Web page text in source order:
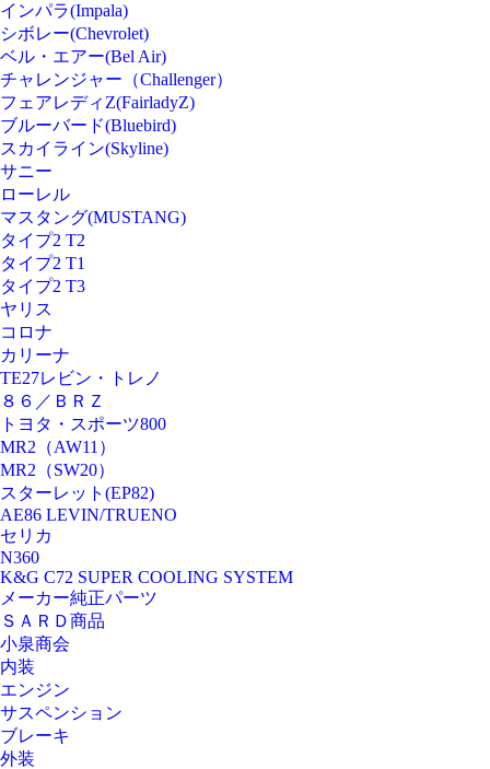
インパラ(Impala)
シボレー(Chevrolet)
ベル・エアー(Bel Air)
チャレンジャー（Challenger）
フェアレディZ(FairladyZ)
ブルーバード(Bluebird)
スカイライン(Skyline)
サニー
ローレル
マスタング(MUSTANG)
タイプ2 T2
タイプ2 T1
タイプ2 T3
ヤリス
コロナ
カリーナ
TE27レビン・トレノ
８６／ＢＲＺ
トヨタ・スポーツ800
MR2（AW11）
MR2（SW20）
スターレット(EP82)
AE86 LEVIN/TRUENO
セリカ
N360
K&G C72 SUPER COOLING SYSTEM
メーカー純正パーツ
ＳＡＲＤ商品
小泉商会
内装
エンジン
サスペンション
ブレーキ
外装